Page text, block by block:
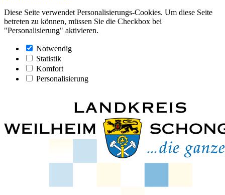
Diese Seite verwendet Personalisierungs-Cookies. Um diese Seite
betreten zu können, müssen Sie die Checkbox bei
"Personalisierung" aktivieren.
Notwendig
Statistik
Komfort
Personalisierung